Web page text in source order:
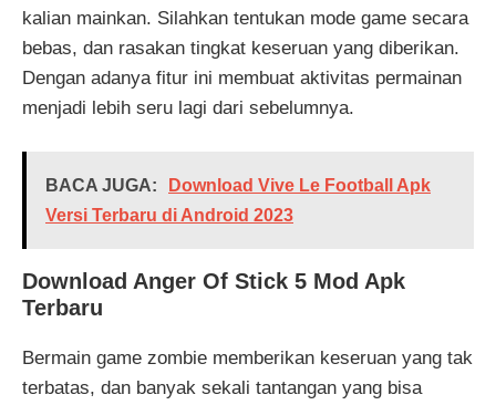
kalian mainkan. Silahkan tentukan mode game secara
bebas, dan rasakan tingkat keseruan yang diberikan.
Dengan adanya fitur ini membuat aktivitas permainan
menjadi lebih seru lagi dari sebelumnya.
BACA JUGA:
Download Vive Le Football Apk
Versi Terbaru di Android 2023
Download Anger Of Stick 5 Mod Apk
Terbaru
Bermain game zombie memberikan keseruan yang tak
terbatas, dan banyak sekali tantangan yang bisa